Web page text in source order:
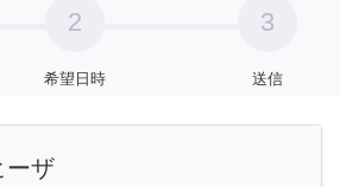
2
希望日時
3
送信
ーザ